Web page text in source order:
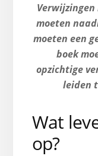
moeten
moeten een
boek
opzichtige
leiden
Wat
op?